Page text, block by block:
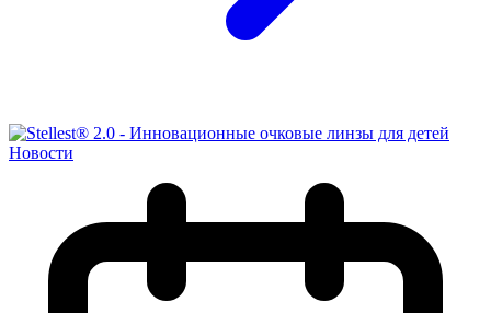
Новости